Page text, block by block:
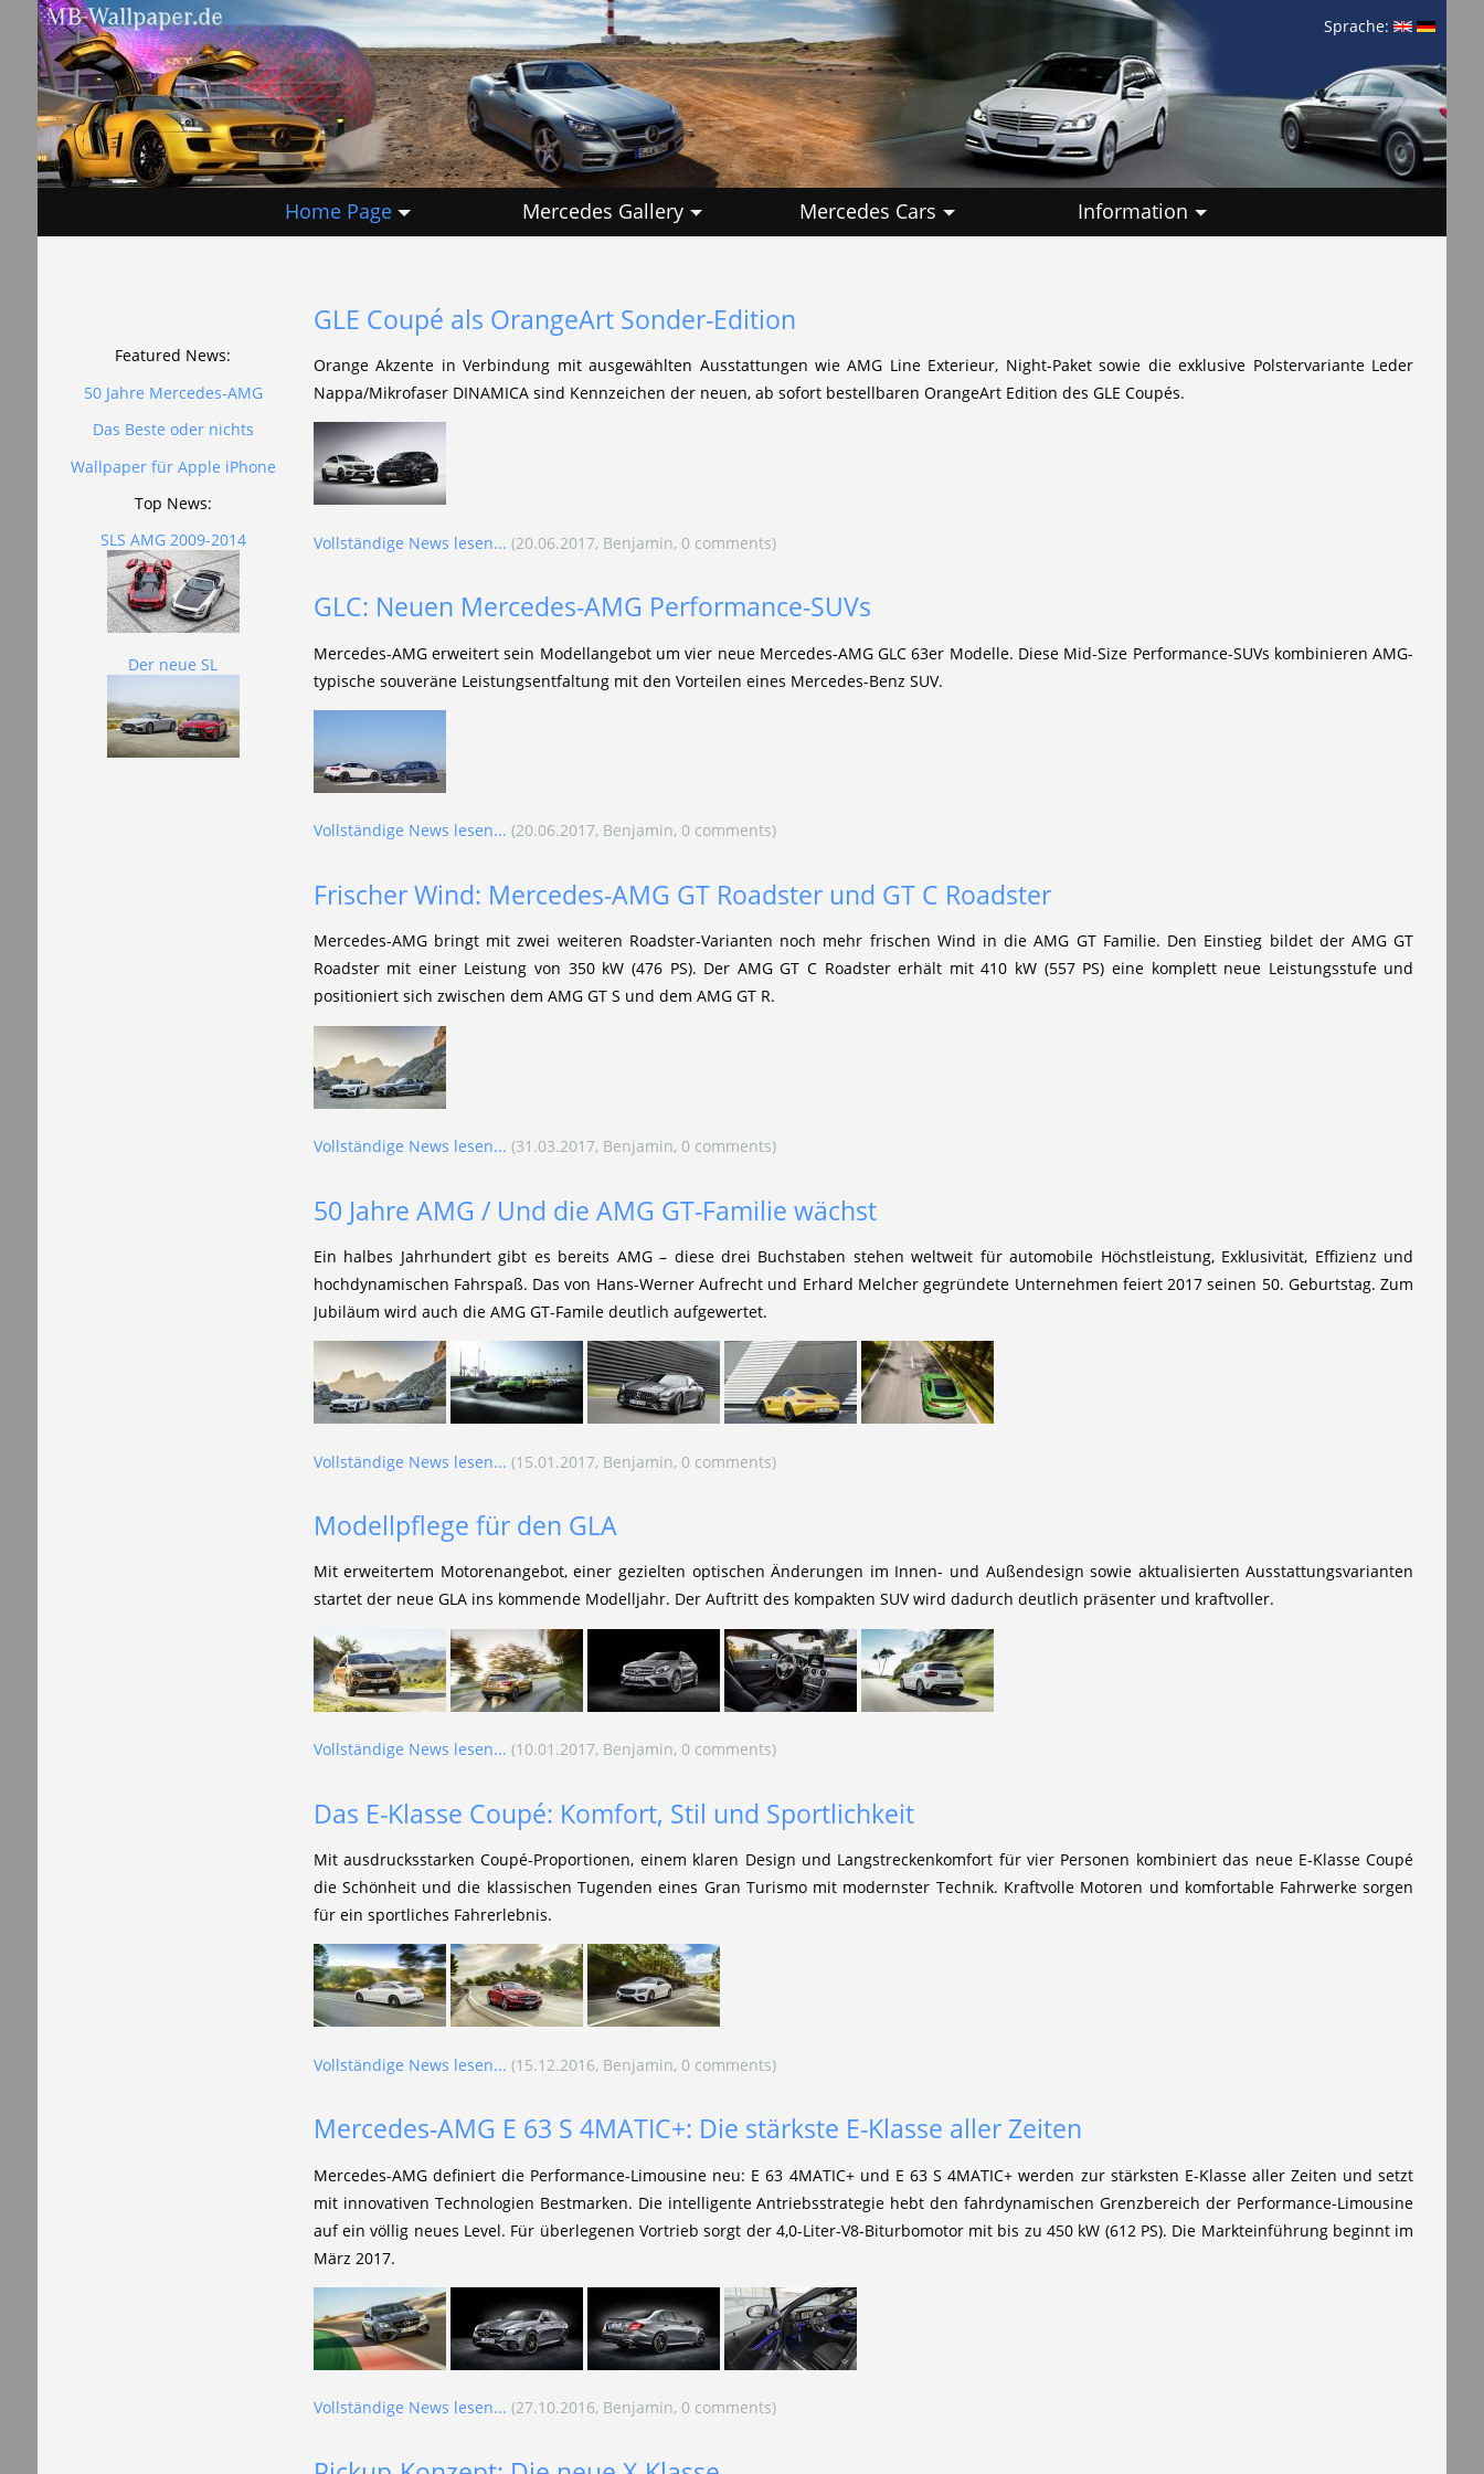
Sprache:
Home Page Mercedes Gallery Mercedes Cars Information
Featured News:
50 Jahre Mercedes-AMG
Das Beste oder nichts
Wallpaper für Apple iPhone
Top News:
SLS AMG 2009-2014
Der neue SL
GLE Coupé als OrangeArt Sonder-Edition
Orange Akzente in Verbindung mit ausgewählten Ausstattungen wie AMG Line Exterieur, Night-Paket sowie die exklusive Polstervariante Leder
Nappa/Mikrofaser DINAMICA sind Kennzeichen der neuen, ab sofort bestellbaren OrangeArt Edition des GLE Coupés.
Vollständige News lesen... (20.06.2017, Benjamin, 0 comments)
GLC: Neuen Mercedes-AMG Performance-SUVs
Mercedes-AMG erweitert sein Modellangebot um vier neue Mercedes-AMG GLC 63er Modelle. Diese Mid-Size Performance-SUVs kombinieren AMG-
typische souveräne Leistungsentfaltung mit den Vorteilen eines Mercedes-Benz SUV.
Vollständige News lesen... (20.06.2017, Benjamin, 0 comments)
Frischer Wind: Mercedes-AMG GT Roadster und GT C Roadster
Mercedes-AMG bringt mit zwei weiteren Roadster-Varianten noch mehr frischen Wind in die AMG GT Familie. Den Einstieg bildet der AMG GT
Roadster mit einer Leistung von 350 kW (476 PS). Der AMG GT C Roadster erhält mit 410 kW (557 PS) eine komplett neue Leistungsstufe und
positioniert sich zwischen dem AMG GT S und dem AMG GT R.
Vollständige News lesen... (31.03.2017, Benjamin, 0 comments)
50 Jahre AMG / Und die AMG GT-Familie wächst
Ein halbes Jahrhundert gibt es bereits AMG – diese drei Buchstaben stehen weltweit für automobile Höchstleistung, Exklusivität, Effizienz und
hochdynamischen Fahrspaß. Das von Hans-Werner Aufrecht und Erhard Melcher gegründete Unternehmen feiert 2017 seinen 50. Geburtstag. Zum
Jubiläum wird auch die AMG GT-Famile deutlich aufgewertet.
Vollständige News lesen... (15.01.2017, Benjamin, 0 comments)
Modellpflege für den GLA
Mit erweitertem Motorenangebot, einer gezielten optischen Änderungen im Innen- und Außendesign sowie aktualisierten Ausstattungsvarianten
startet der neue GLA ins kommende Modelljahr. Der Auftritt des kompakten SUV wird dadurch deutlich präsenter und kraftvoller.
Vollständige News lesen... (10.01.2017, Benjamin, 0 comments)
Das E-Klasse Coupé: Komfort, Stil und Sportlichkeit
Mit ausdrucksstarken Coupé-Proportionen, einem klaren Design und Langstreckenkomfort für vier Personen kombiniert das neue E-Klasse Coupé
die Schönheit und die klassischen Tugenden eines Gran Turismo mit modernster Technik. Kraftvolle Motoren und komfortable Fahrwerke sorgen
für ein sportliches Fahrerlebnis.
Vollständige News lesen... (15.12.2016, Benjamin, 0 comments)
Mercedes-AMG E 63 S 4MATIC+: Die stärkste E-Klasse aller Zeiten
Mercedes-AMG definiert die Performance-Limousine neu: E 63 4MATIC+ und E 63 S 4MATIC+ werden zur stärksten E-Klasse aller Zeiten und setzt
mit innovativen Technologien Bestmarken. Die intelligente Antriebsstrategie hebt den fahrdynamischen Grenzbereich der Performance-Limousine
auf ein völlig neues Level. Für überlegenen Vortrieb sorgt der 4,0-Liter-V8-Biturbomotor mit bis zu 450 kW (612 PS). Die Markteinführung beginnt im
März 2017.
Vollständige News lesen... (27.10.2016, Benjamin, 0 comments)